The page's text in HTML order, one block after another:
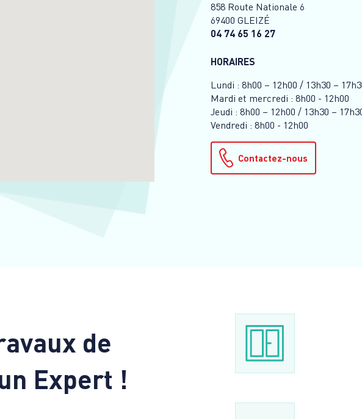
858 Route Nationale 6
69400 GLEIZÉ
04 74 65 16 27
HORAIRES
Lundi : 8h00 – 12h00 / 13h30 –
Mardi et mercredi : 8h00 - 12h00
Jeudi : 8h00 – 12h00 / 13h30 –
Vendredi : 8h00 - 12h00
Contactez-nous
de
Expert !